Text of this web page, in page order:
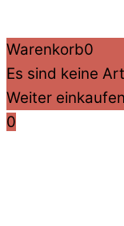
Warenkorb0
Es sind keine
Weiter einkaufen
0